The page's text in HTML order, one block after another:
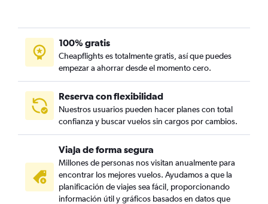
100% gratis
Cheapflights es totalmente gratis, así que puedes
empezar a ahorrar desde el momento cero.
Reserva con flexibilidad
Nuestros usuarios pueden hacer planes con total
confianza y buscar vuelos sin cargos por cambios.
Viaja de forma segura
Millones de personas nos visitan anualmente para
encontrar los mejores vuelos. Ayudamos a que la
planificación de viajes sea fácil, proporcionando
información útil y gráficos basados en datos que